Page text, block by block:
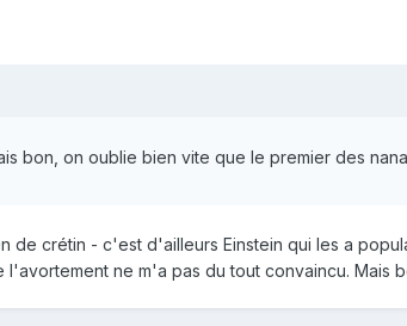
bon, on oublie bien vite que le premier des
de crétin - c'est d'ailleurs Einstein qui les a
ne m'a pas du tout convaincu. Mais